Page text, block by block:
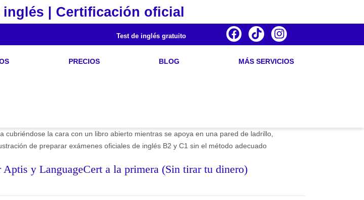
| Certificación oficial
Test de inglés gratuito
PRECIOS BLOG MÁS SERVICIOS
Aptis y LanguageCert a la primera (Sin tirar tu dinero)